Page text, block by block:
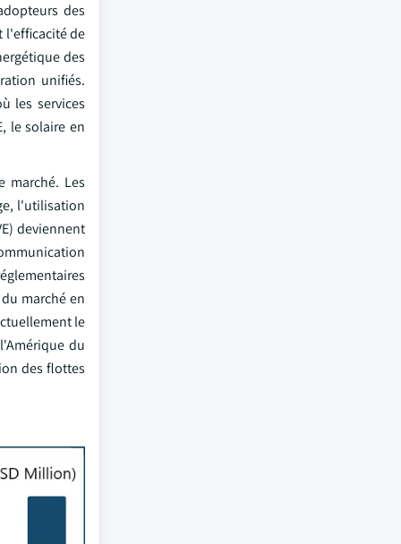
des
l'efficacité de
des
unifiés.
les services
le solaire en
marché. Les
l'utilisation
deviennent
marché en
le
du
des flottes